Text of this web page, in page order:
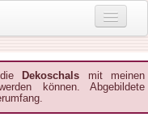
Dekoschals mit meinen
können. Abgebildete